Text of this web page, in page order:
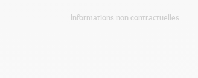
Informations non contractuelles